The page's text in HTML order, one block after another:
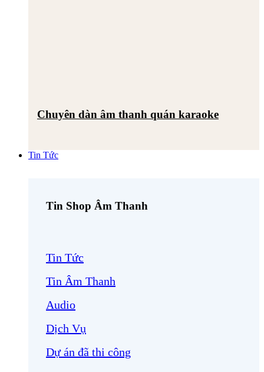
Chuyên dàn âm thanh quán karaoke
Tin Tức
Tin Shop Âm Thanh
Tin Tức
Tin Âm Thanh
Audio
Dịch Vụ
Dự án đã thi công